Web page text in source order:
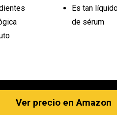
Es tan
de sérum
Ver precio en Amazon